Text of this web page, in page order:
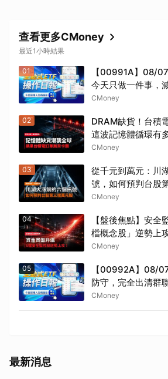
查看更多CMoney
最近1小時結果
01
【00991A】08/
今天只做一件事，
CMoney
02
DRAM缺貨！台積
這波記憶體循環有
CMoney
03
從千元到萬元：川
號，如何預判台股
CMoney
04
【盤後焦點】安全
檔概念股」逆勢上
CMoney
05
【00992A】08/
防守，完全出清群
CMoney
最新消息